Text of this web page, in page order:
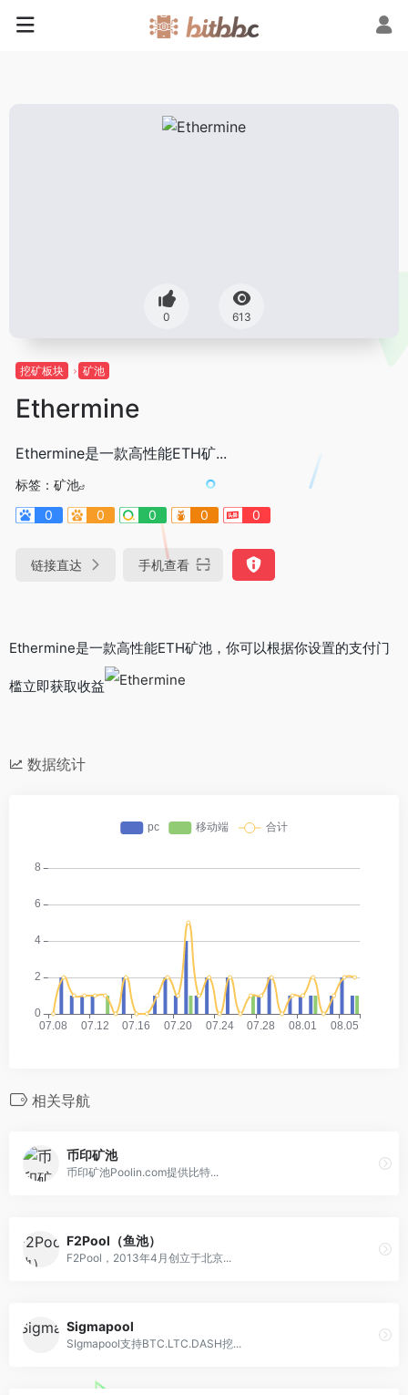
0 613
挖矿板块 矿池
Ethermine
Ethermine是一款高性能ETH矿...
标签： 矿池
0
0 0 0 0
链接直达 手机查看
Ethermine是一款高性能ETH矿池，你可以根据你设置的支付门
槛立即获取收益
数据统计
相关导航
币印矿池
币印矿池Poolin.com提供比特...
F2Pool（鱼池）
F2Pool，2013年4月创立于北京...
Sigmapool
SIgmapool支持BTC.LTC.DASH挖...